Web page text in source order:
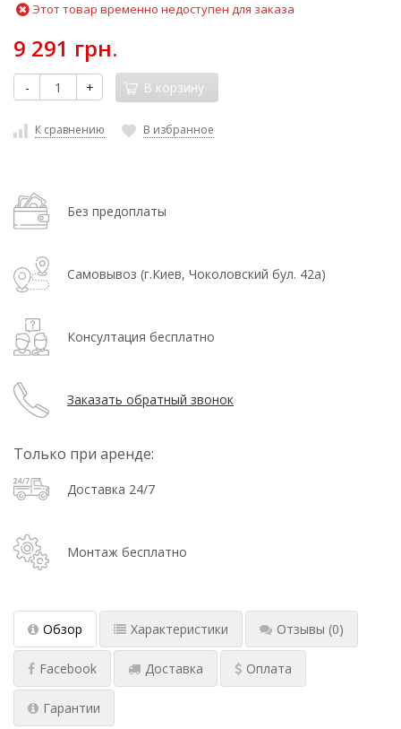
Этот товар временно недоступен для заказа
9 291 грн.
- + В корзину
К сравнению В избранное
Без предоплаты
Самовывоз (г.Киев, Чоколовский бул. 42а)
Консултация бесплатно
Заказать обратный звонок
Только при аренде:
Доставка 24/7
Монтаж бесплатно
Обзор Характеристики Отзывы (0)
Facebook Доставка Оплата
Гарантии